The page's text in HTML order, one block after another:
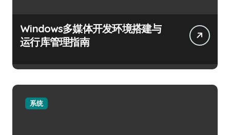
Windows多媒体开发环境搭建与
运行库管理指南
系统